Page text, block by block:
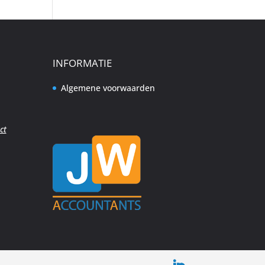
INFORMATIE
Algemene voorwaarden